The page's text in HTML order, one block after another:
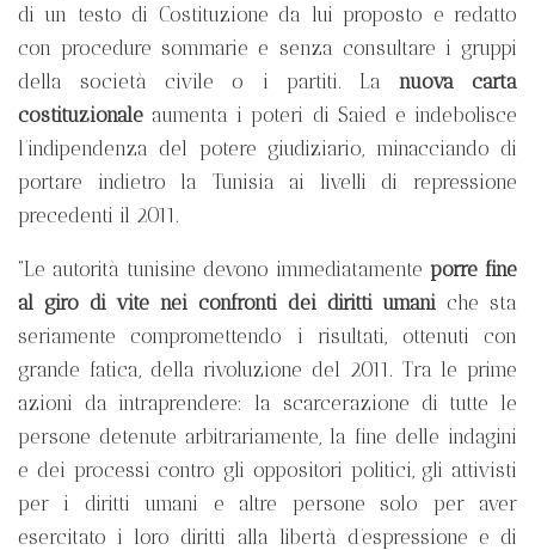
di un testo di Costituzione da lui proposto e redatto
con procedure sommarie e senza consultare i gruppi
della società civile o i partiti. La nuova carta
costituzionale aumenta i poteri di Saied e indebolisce
l’indipendenza del potere giudiziario, minacciando di
portare indietro la Tunisia ai livelli di repressione
precedenti il 2011.
“Le autorità tunisine devono immediatamente porre fine
al giro di vite nei confronti dei diritti umani che sta
seriamente compromettendo i risultati, ottenuti con
grande fatica, della rivoluzione del 2011. Tra le prime
azioni da intraprendere: la scarcerazione di tutte le
persone detenute arbitrariamente, la fine delle indagini
e dei processi contro gli oppositori politici, gli attivisti
per i diritti umani e altre persone solo per aver
esercitato i loro diritti alla libertà d’espressione e di